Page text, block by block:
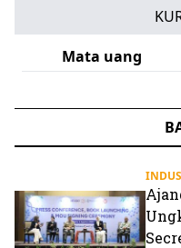
Mata uang